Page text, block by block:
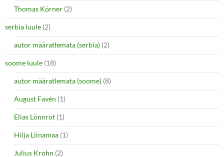
Thomas Körner (2)
serbia luule (2)
autor määratlemata (serbia) (2)
soome luule (18)
autor määratlemata (soome) (8)
August Favén (1)
Elias Lönnrot (1)
Hilja Liinamaa (1)
Julius Krohn (2)